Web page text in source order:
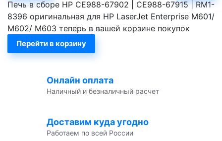
Печь в сборе HP CE988-67902 | CE988-67915 | RM1-
8396 оригинальная для HP LaserJet Enterprise M601/
M602/ M603 теперь в вашей корзине покупок
Перейти в корзину
Онлайн оплата
Наличный и безналичный расчет
Доставим куда угодно
Работаем по всей России